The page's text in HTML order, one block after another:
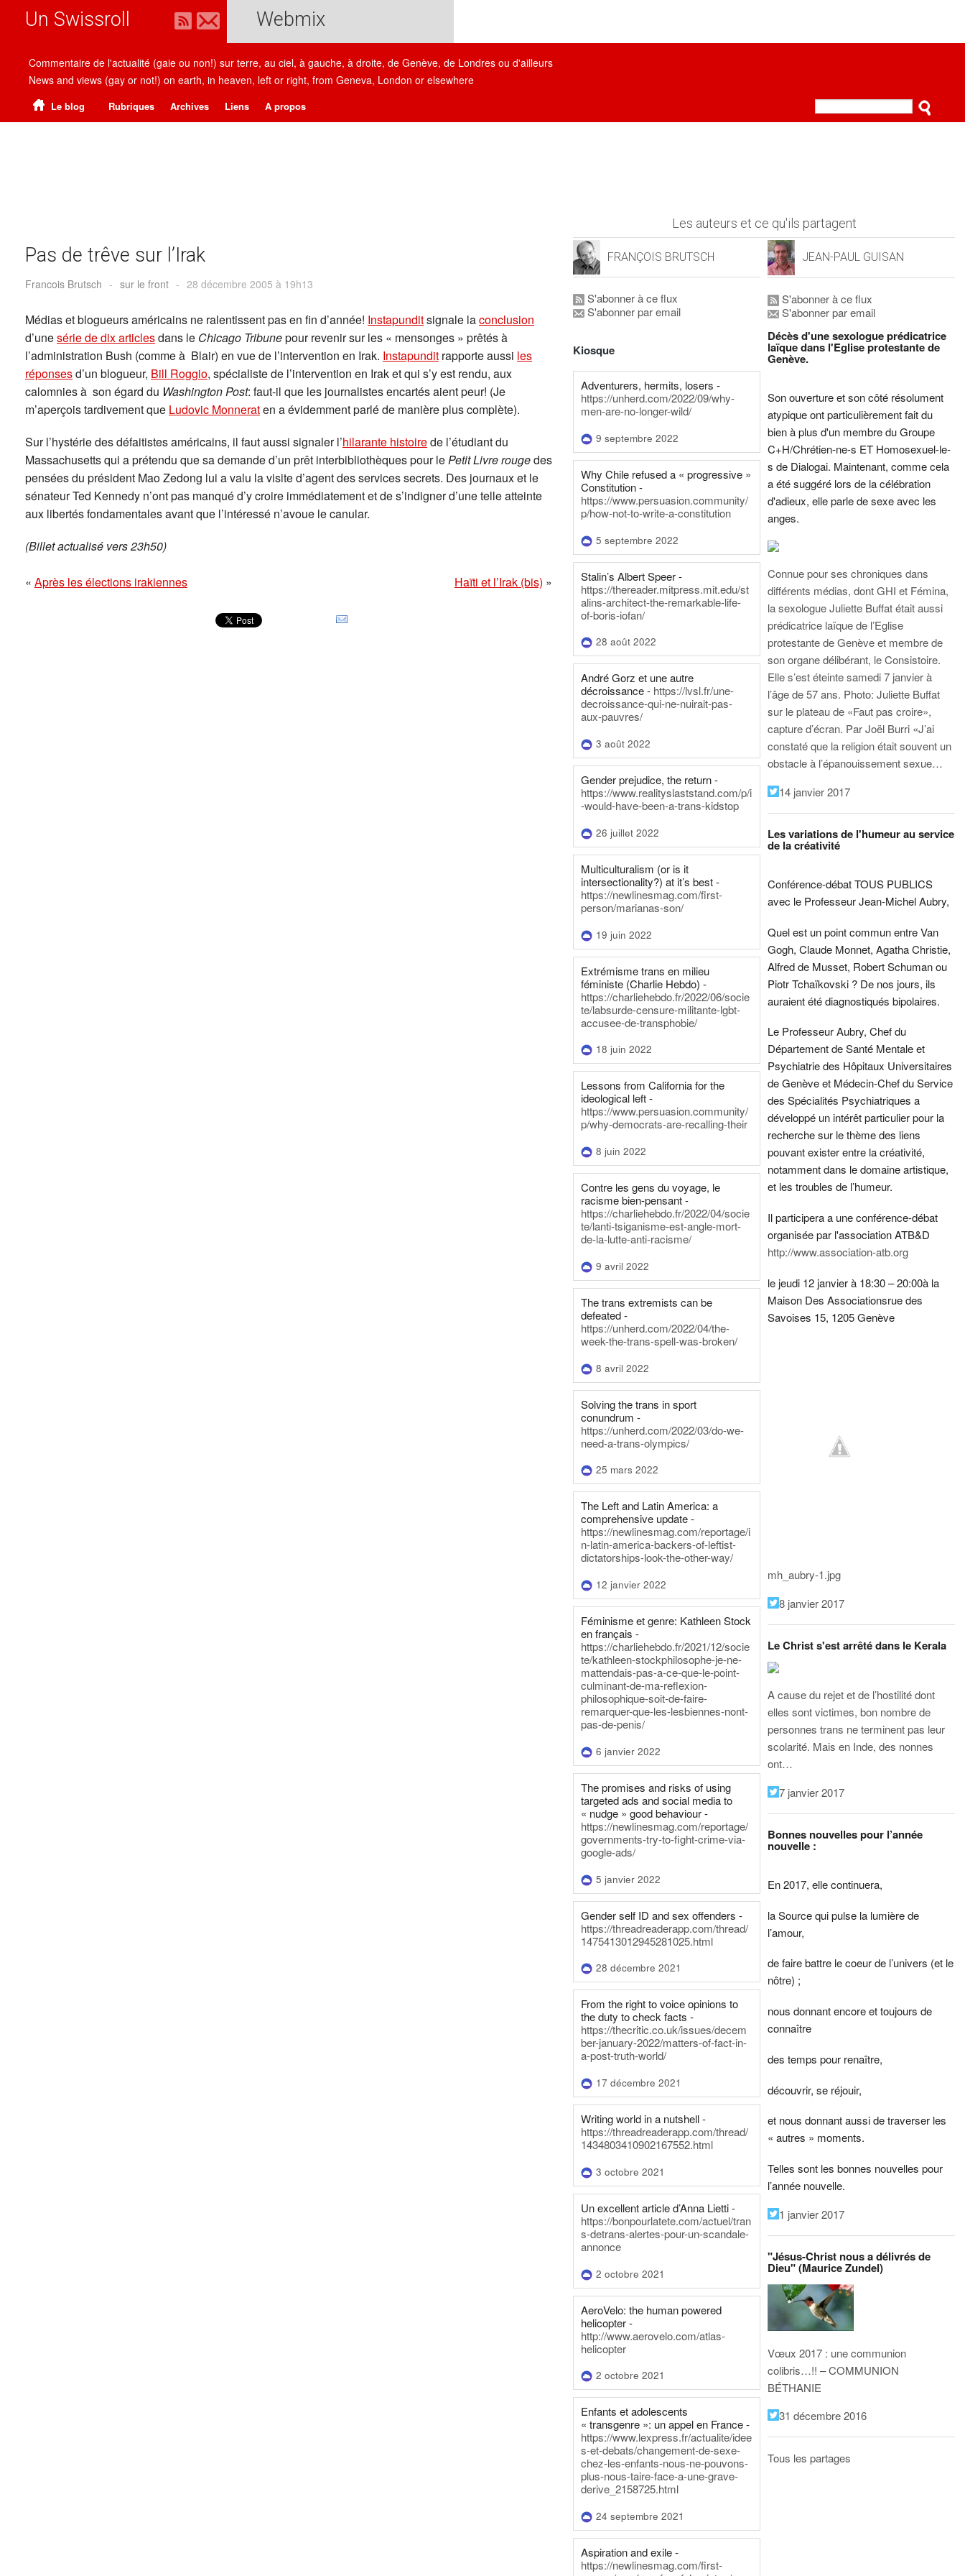
Un Swissroll Webmix
Commentaire de l'actualité (gaie ou non!) sur terre, au ciel, à gauche, à droite, de Genève, de Londres ou d'ailleurs
News and views (gay or not!) on earth, in heaven, left or right, from Geneva, London or elsewhere
Le blog Rubriques Archives Liens A propos
Pas de trêve sur l’Irak
Francois Brutsch - sur le front - 28 décembre 2005 à 19h13
Médias et blogueurs américains ne ralentissent pas en fin d’année! Instapunditsignale laconclusion
d’unesérie de dix articlesdans le Chicago Tribunepour revenir sur les « mensonges » prêtés à
l’administration Bush (comme à Blair) en vue de l’intervention en Irak. Instapundit rapporte aussi les
réponsesd’un blogueur, Bill Roggio, spécialiste de l’intervention en Irak et qui s’y est rendu, aux
calomnies à son égard du Washington Post: faut-il que les journalistes encartés aient peur! (Je
m’aperçois tardivement que Ludovic Monneraten a évidemment parlé de manière plus complète).
Sur l’hystérie des défaitistes américains, il faut aussi signaler l’hilarante histoirede l’étudiant du
Massachusetts qui a prétendu que sa demande d’un prêt interbibliothèques pour le Petit Livre rougedes
pensées du président Mao Zedong lui a valu la visite d’agent des services secrets. Des journaux et le
sénateur Ted Kennedy n’ont pas manqué d’y croire immédiatement et de s’indigner d’une telle atteinte
aux libertés fondamentales avant que l’intéressé n’avoue le canular.
(Billet actualisé vers 23h50)
« Après les élections irakiennes Haïti et l’Irak (bis) »
Les auteurs et ce qu'ils partagent
FRANÇOIS BRUTSCH
S'abonner à ce flux
S'abonner par email
Kiosque
Adventurers, hermits, losers -
https://unherd.com/2022/09/why-
men-are-no-longer-wild/
9 septembre 2022
Why Chile refused a « progressive »
Constitution -
https://www.persuasion.community/
p/how-not-to-write-a-constitution
5 septembre 2022
Stalin’s Albert Speer -
https://thereader.mitpress.mit.edu/st
alins-architect-the-remarkable-life-
of-boris-iofan/
28 août 2022
André Gorz et une autre
décroissance - https://lvsl.fr/une-
decroissance-qui-ne-nuirait-pas-
aux-pauvres/
3 août 2022
Gender prejudice, the return -
https://www.realityslaststand.com/p/i
-would-have-been-a-trans-kidstop
26 juillet 2022
Multiculturalism (or is it
intersectionality?) at it’s best -
https://newlinesmag.com/first-
person/marianas-son/
19 juin 2022
Extrémisme trans en milieu
féministe (Charlie Hebdo) -
https://charliehebdo.fr/2022/06/socie
te/labsurde-censure-militante-lgbt-
accusee-de-transphobie/
18 juin 2022
Lessons from California for the
ideological left -
https://www.persuasion.community/
p/why-democrats-are-recalling-their
8 juin 2022
Contre les gens du voyage, le
racisme bien-pensant -
https://charliehebdo.fr/2022/04/socie
te/lanti-tsiganisme-est-angle-mort-
de-la-lutte-anti-racisme/
9 avril 2022
The trans extremists can be
defeated -
https://unherd.com/2022/04/the-
week-the-trans-spell-was-broken/
8 avril 2022
Solving the trans in sport
conundrum -
https://unherd.com/2022/03/do-we-
need-a-trans-olympics/
25 mars 2022
The Left and Latin America: a
comprehensive update -
https://newlinesmag.com/reportage/i
n-latin-america-backers-of-leftist-
dictatorships-look-the-other-way/
12 janvier 2022
Féminisme et genre: Kathleen Stock
en français -
https://charliehebdo.fr/2021/12/socie
te/kathleen-stockphilosophe-je-ne-
mattendais-pas-a-ce-que-le-point-
culminant-de-ma-reflexion-
philosophique-soit-de-faire-
remarquer-que-les-lesbiennes-nont-
pas-de-penis/
6 janvier 2022
The promises and risks of using
targeted ads and social media to
« nudge » good behaviour -
https://newlinesmag.com/reportage/
governments-try-to-fight-crime-via-
google-ads/
5 janvier 2022
Gender self ID and sex offenders -
https://threadreaderapp.com/thread/
1475413012945281025.html
28 décembre 2021
From the right to voice opinions to
the duty to check facts -
https://thecritic.co.uk/issues/decem
ber-january-2022/matters-of-fact-in-
a-post-truth-world/
17 décembre 2021
Writing world in a nutshell -
https://threadreaderapp.com/thread/
1434803410902167552.html
3 octobre 2021
Un excellent article d’Anna Lietti -
https://bonpourlatete.com/actuel/tran
s-detrans-alertes-pour-un-scandale-
annonce
2 octobre 2021
AeroVelo: the human powered
helicopter -
http://www.aerovelo.com/atlas-
helicopter
2 octobre 2021
Enfants et adolescents
« transgenre »: un appel en France -
https://www.lexpress.fr/actualite/idee
s-et-debats/changement-de-sexe-
chez-les-enfants-nous-ne-pouvons-
plus-nous-taire-face-a-une-grave-
derive_2158725.html
24 septembre 2021
Aspiration and exile -
https://newlinesmag.com/first-
JEAN-PAUL GUISAN
S'abonner à ce flux
S'abonner par email
Décès d'une sexologue prédicatrice
laïque dans l'Eglise protestante de
Genève.
Son ouverture et son côté résolument
atypique ont particulièrement fait du
bien à plus d'un membre du Groupe
C+H/Chrétien-ne-s ET Homosexuel-le-
s de Dialogai. Maintenant, comme cela
a été suggéré lors de la célébration
d'adieux, elle parle de sexe avec les
anges.
Connue pour ses chroniques dans
différents médias, dont GHI et Fémina,
la sexologue Juliette Buffat était aussi
prédicatrice laïque de l’Eglise
protestante de Genève et membre de
son organe délibérant, le Consistoire.
Elle s’est éteinte samedi 7 janvier à
l’âge de 57 ans. Photo: Juliette Buffat
sur le plateau de «Faut pas croire»,
capture d’écran. Par Joël Burri «J’ai
constaté que la religion était souvent un
obstacle à l’épanouissement sexue…
14 janvier 2017
Les variations de l'humeur au service
de la créativité
Conférence-débat TOUS PUBLICS
avec le Professeur Jean-Michel Aubry,
Quel est un point commun entre Van
Gogh, Claude Monnet, Agatha Christie,
Alfred de Musset, Robert Schuman ou
Piotr Tchaïkovski ? De nos jours, ils
auraient été diagnostiqués bipolaires.
Le Professeur Aubry, Chef du
Département de Santé Mentale et
Psychiatrie des Hôpitaux Universitaires
de Genève et Médecin-Chef du Service
des Spécialités Psychiatriques a
développé un intérêt particulier pour la
recherche sur le thème des liens
pouvant exister entre la créativité,
notamment dans le domaine artistique,
et les troubles de l’humeur.
Il participera a une conférence-débat
organisée par l'association ATB&D
http://www.association-atb.org
le jeudi 12 janvier à 18:30 – 20:00à la
Maison Des Associationsrue des
Savoises 15, 1205 Genève
mh_aubry-1.jpg
8 janvier 2017
Le Christ s'est arrêté dans le Kerala
A cause du rejet et de l’hostilité dont
elles sont victimes, bon nombre de
personnes trans ne terminent pas leur
scolarité. Mais en Inde, des nonnes
ont…
7 janvier 2017
Bonnes nouvelles pour l’année
nouvelle :
En 2017, elle continuera,
la Source qui pulse la lumière de
l’amour,
de faire battre le coeur de l’univers (et le
nôtre) ;
nous donnant encore et toujours de
connaître
des temps pour renaître,
découvrir, se réjouir,
et nous donnant aussi de traverser les
« autres » moments.
Telles sont les bonnes nouvelles pour
l’année nouvelle.
1 janvier 2017
"Jésus-Christ nous a délivrés de
Dieu" (Maurice Zundel)
Vœux 2017 : une communion
colibris…!! – COMMUNION
BÉTHANIE
31 décembre 2016
Tous les partages